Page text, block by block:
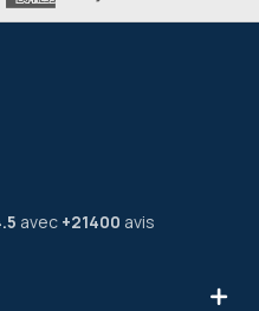
avec +21400 avis